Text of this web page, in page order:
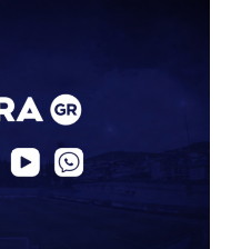
δίνοντας
να κρατά περισσότερο
να αντιδράσουν,
ευκαιρίες,
Βαγγέλη Στουρνάρα